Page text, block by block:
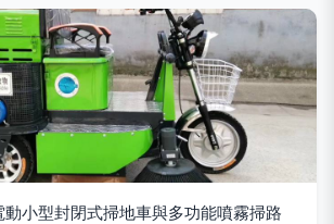
小型封閉式掃地車與多功能噴霧掃路